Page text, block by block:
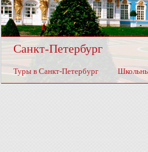
Санкт-Петербург
Туры в Санкт-Петербург